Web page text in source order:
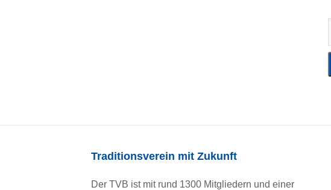
Traditionsverein mit Zukunft
Der TVB ist mit rund 1300 Mitgliedern und einer